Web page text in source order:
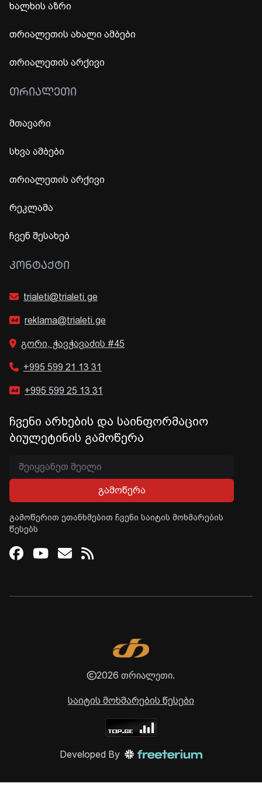
ხალხის აზრი
თრიალეთის ახალი ამბები
თრიალეთის არქივი
ᲗᲠᲘᲐᲚᲔᲗᲘ
მთავარი
სხვა ამბები
თრიალეთის არქივი
რეკლამა
ჩვენ შესახებ
ᲙᲝᲜᲢᲐᲥᲢᲘ
trialeti@trialeti.ge
reklama@trialeti.ge
გორი, ჭავჭავაძის #45
+995 599 21 13 31
+995 599 25 13 31
ჩვენი არხების და საინფორმაციო
ბიულეტინის გამოწერა
გამოწერა
გამოწერით ეთანხმებით ჩვენი საიტის მოხმარების
წესებს
Facebook
Youtube
Email
RSS
2026 თრიალეთი.
საიტის მოხმარების წესები
Developed By